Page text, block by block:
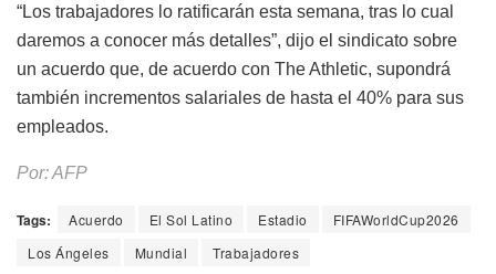
“Los trabajadores lo ratificarán esta semana, tras lo cual
daremos a conocer más detalles”, dijo el sindicato sobre
un acuerdo que, de acuerdo con The Athletic, supondrá
también incrementos salariales de hasta el 40% para sus
empleados.
Por: AFP
Tags: Acuerdo El Sol Latino Estadio
FIFAWorldCup2026
Los Ángeles
Mundial Trabajadores